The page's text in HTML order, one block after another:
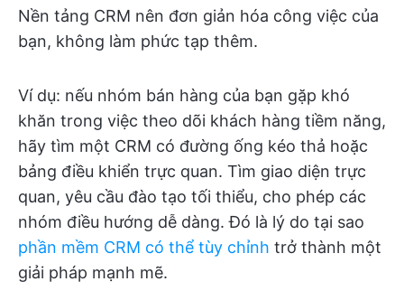
Nền tảng CRM nên đơn giản hóa công việc của
bạn, không làm phức tạp thêm.
Ví dụ: nếu nhóm bán hàng của bạn gặp khó
khăn trong việc theo dõi khách hàng tiềm năng,
hãy tìm một CRM có đường ống kéo thả hoặc
bảng điều khiển trực quan. Tìm giao diện trực
quan, yêu cầu đào tạo tối thiểu, cho phép các
nhóm điều hướng dễ dàng. Đó là lý do tại sao
phần mềm CRM có thể tùy chỉnh trở thành một
giải pháp mạnh mẽ.